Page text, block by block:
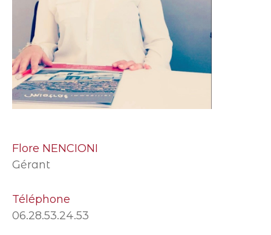
Flore NENCIONI
Gérant
Téléphone
06.28.53.24.53